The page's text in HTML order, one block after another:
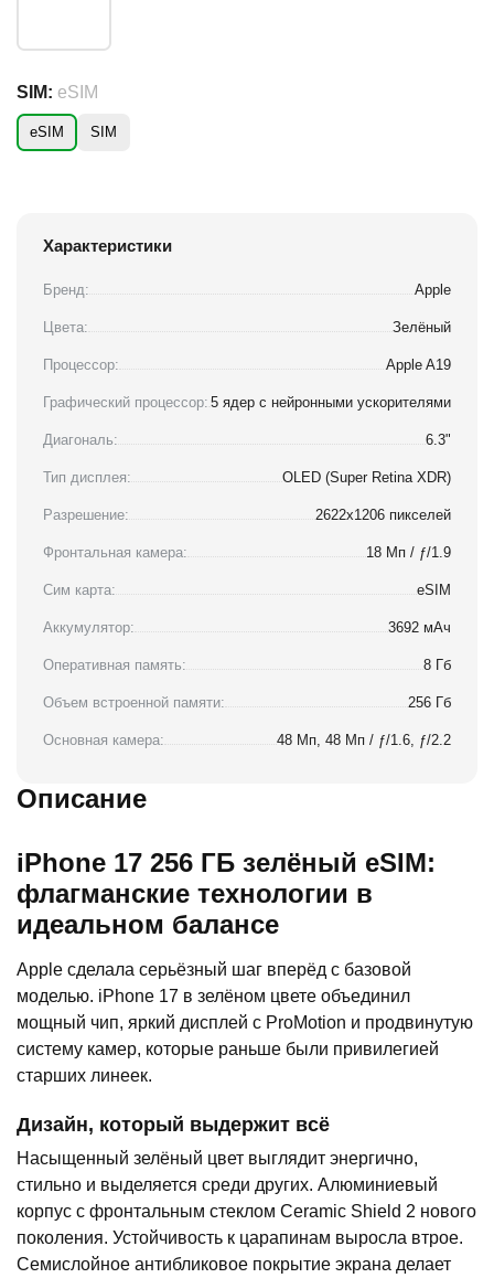
SIM: eSIM
eSIM SIM
Характеристики
Бренд: Apple
Цвета: Зелёный
Процессор: Apple A19
Графический процессор: 5 ядер с нейронными ускорителями
Диагональ: 6.3"
Тип дисплея: OLED (Super Retina XDR)
Разрешение: 2622x1206 пикселей
Фронтальная камера: 18 Мп / ƒ/1.9
Сим карта: eSIM
Аккумулятор: 3692 мАч
Оперативная память: 8 Гб
Объем встроенной памяти: 256 Гб
Основная камера: 48 Мп, 48 Мп / ƒ/1.6, ƒ/2.2
Описание
iPhone 17 256 ГБ зелёный eSIM:
флагманские технологии в
идеальном балансе
Apple сделала серьёзный шаг вперёд с базовой
моделью. iPhone 17 в зелёном цвете объединил
мощный чип, яркий дисплей с ProMotion и продвинутую
систему камер, которые раньше были привилегией
старших линеек.
Дизайн, который выдержит всё
Насыщенный зелёный цвет выглядит энергично,
стильно и выделяется среди других. Алюминиевый
корпус с фронтальным стеклом Ceramic Shield 2 нового
поколения. Устойчивость к царапинам выросла втрое.
Семислойное антибликовое покрытие экрана делает